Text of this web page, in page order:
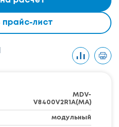
прайс-лист
MDV-
V8400V2R1A(MA)
модульный